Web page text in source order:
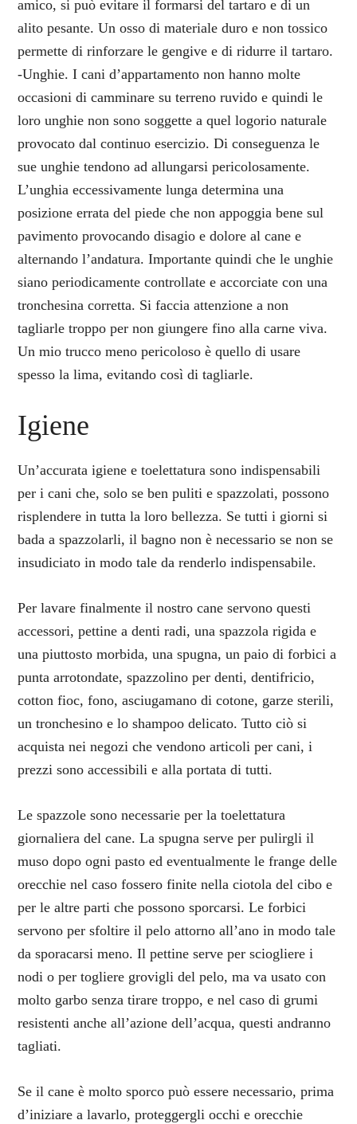
amico, si può evitare il formarsi del tartaro e di un
alito pesante. Un osso di materiale duro e non tossico
permette di rinforzare le gengive e di ridurre il tartaro.
-Unghie. I cani d’appartamento non hanno molte
occasioni di camminare su terreno ruvido e quindi le
loro unghie non sono soggette a quel logorio naturale
provocato dal continuo esercizio. Di conseguenza le
sue unghie tendono ad allungarsi pericolosamente.
L’unghia eccessivamente lunga determina una
posizione errata del piede che non appoggia bene sul
pavimento provocando disagio e dolore al cane e
alternando l’andatura. Importante quindi che le unghie
siano periodicamente controllate e accorciate con una
tronchesina corretta. Si faccia attenzione a non
tagliarle troppo per non giungere fino alla carne viva.
Un mio trucco meno pericoloso è quello di usare
spesso la lima, evitando così di tagliarle.
Igiene
Un’accurata igiene e toelettatura sono indispensabili
per i cani che, solo se ben puliti e spazzolati, possono
risplendere in tutta la loro bellezza. Se tutti i giorni si
bada a spazzolarli, il bagno non è necessario se non se
insudiciato in modo tale da renderlo indispensabile.
Per lavare finalmente il nostro cane servono questi
accessori, pettine a denti radi, una spazzola rigida e
una piuttosto morbida, una spugna, un paio di forbici a
punta arrotondate, spazzolino per denti, dentifricio,
cotton fioc, fono, asciugamano di cotone, garze sterili,
un tronchesino e lo shampoo delicato. Tutto ciò si
acquista nei negozi che vendono articoli per cani, i
prezzi sono accessibili e alla portata di tutti.
Le spazzole sono necessarie per la toelettatura
giornaliera del cane. La spugna serve per pulirgli il
muso dopo ogni pasto ed eventualmente le frange delle
orecchie nel caso fossero finite nella ciotola del cibo e
per le altre parti che possono sporcarsi. Le forbici
servono per sfoltire il pelo attorno all’ano in modo tale
da sporacarsi meno. Il pettine serve per sciogliere i
nodi o per togliere grovigli del pelo, ma va usato con
molto garbo senza tirare troppo, e nel caso di grumi
resistenti anche all’azione dell’acqua, questi andranno
tagliati.
Se il cane è molto sporco può essere necessario, prima
d’iniziare a lavarlo, proteggergli occhi e orecchie